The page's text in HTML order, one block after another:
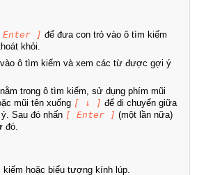
] để đưa con trỏ vào ô tìm kiếm
khỏi.
ô tìm kiếm và xem các từ được gợi ý
trong ô tìm kiếm, sử dụng phím mũi
mũi tên xuống [ ↓ ] để di chuyển giữa
Sau đó nhấn [ Enter ] (một lần nữa)
đó.
kiếm hoặc biểu tượng kính lúp.